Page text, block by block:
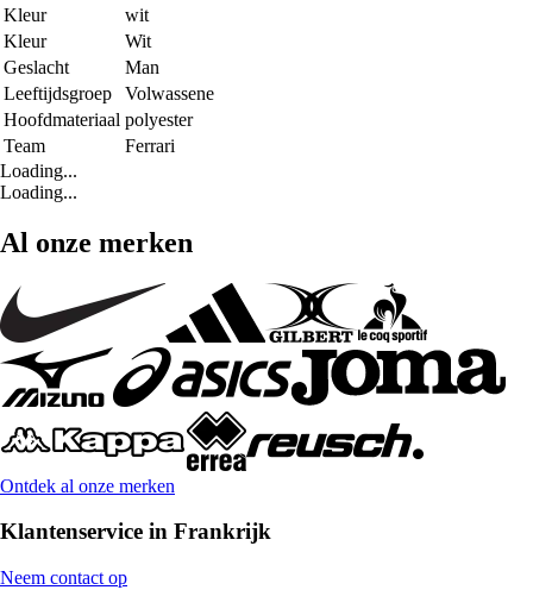
Kleur
wit
Kleur
Wit
Geslacht
Man
Leeftijdsgroep
Volwassene
Hoofdmateriaal polyester
Team
Ferrari
Loading...
Loading...
Al onze merken
Ontdek al onze merken
Klantenservice in Frankrijk
Neem contact op